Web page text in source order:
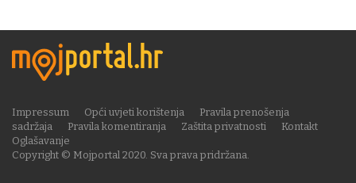
Copyright © Mojportal 2020. Sva prava pridržana.
Impressum Opći uvjeti korištenja
Pravila prenošenja
sadržaja
Pravila komentiranja Zaštita privatnosti
Kontakt
Oglašavanje